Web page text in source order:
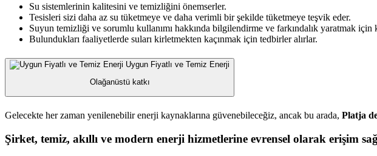
Su sistemlerinin kalitesini ve temizliğini önemserler.
Tesisleri sizi daha az su tüketmeye ve daha verimli bir şekilde tüketmeye teşvik eder.
Suyun temizliği ve sorumlu kullanımı hakkında bilgilendirme ve farkındalık yaratmak için
Bulundukları faaliyetlerde suları kirletmekten kaçınmak için tedbirler alırlar.
Uygun Fiyatlı ve Temiz Enerji
Olağanüstü katkı
Gelecekte her zaman yenilenebilir enerji kaynaklarına güvenebileceğiz, ancak bu arada, Platja
Şirket, temiz, akıllı ve modern enerji hizmetlerine evrensel olarak erişim